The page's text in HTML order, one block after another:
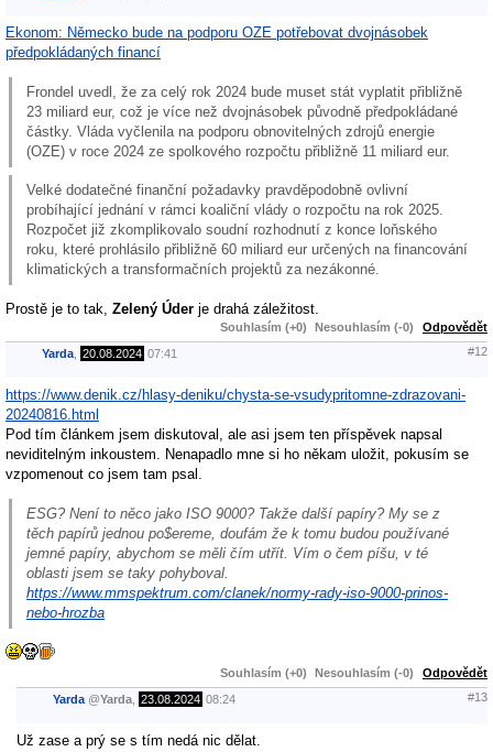
Ekonom: Německo bude na podporu OZE potřebovat dvojnásobek
předpokládaných financí
Frondel uvedl, že za celý rok 2024 bude muset stát vyplatit přibližně
23 miliard eur, což je více než dvojnásobek původně předpokládané
částky. Vláda vyčlenila na podporu obnovitelných zdrojů energie
(OZE) v roce 2024 ze spolkového rozpočtu přibližně 11 miliard eur.
Velké dodatečné finanční požadavky pravděpodobně ovlivní
probíhající jednání v rámci koaliční vlády o rozpočtu na rok 2025.
Rozpočet již zkomplikovalo soudní rozhodnutí z konce loňského
roku, které prohlásilo přibližně 60 miliard eur určených na financování
klimatických a transformačních projektů za nezákonné.
Prostě je to tak, Zelený Úder je drahá záležitost.
Souhlasím (+0) Nesouhlasím (-0) Odpovědět
Yarda 20.08.2024 07:41 #12
https://www.denik.cz/hlasy-deniku/chysta-se-vsudypritomne-zdrazovani-
20240816.html
Pod tím článkem jsem diskutoval, ale asi jsem ten příspěvek napsal
neviditelným inkoustem. Nenapadlo mne si ho někam uložit, pokusím se
vzpomenout co jsem tam psal.
ESG? Není to něco jako ISO 9000? Takže další papíry? My se z
těch papírů jednou po$ereme, doufám že k tomu budou používané
jemné papíry, abychom se měli čím utřít. Vím o čem píšu, v té
oblasti jsem se taky pohyboval.
https://www.mmspektrum.com/clanek/normy-rady-iso-9000-prinos-
nebo-hrozba
Souhlasím (+0) Nesouhlasím (-0) Odpovědět
Yarda @Yarda 23.08.2024 08:24 #13
Už zase a prý se s tím nedá nic dělat.